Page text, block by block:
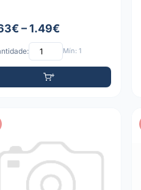
– 1.49€
Mín: 1